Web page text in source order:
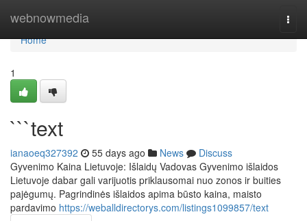
webnowmedia
Home
Home
1
```text
ianaoeq327392 55 days ago News
Discuss
Gyvenimo Kaina Lietuvoje: Išlaidų Vadovas Gyvenimo išlaidos
Lietuvoje dabar gali varijuotis priklausomai nuo zonos ir buities
pajėgumų. Pagrindinės išlaidos apima būsto kaina, maisto
pardavimo https://weballdirectorys.com/listings1099857/text